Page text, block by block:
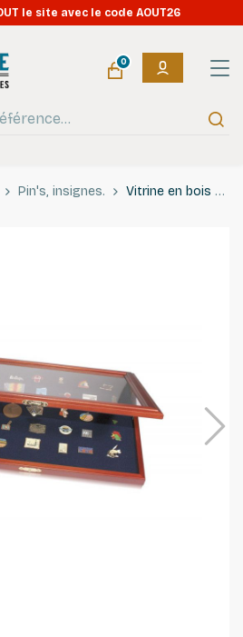
le site avec le code AOUT26
0
Pin's, insignes. Vitrine en bois pour présenter pin's et insignes.